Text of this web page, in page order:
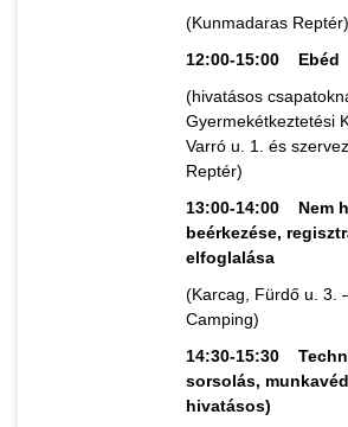
(Kunmadaras Reptér)
12:00-15:00 Ebéd
(hivatásos
Gyermekétkeztetési
Varró u. 1. és
Reptér)
13:00-14:00 Nem
beérkezése,
elfoglalása
(Karcag, Fürdő u. 3.
Camping)
14:30-15:30
sorsolás,
hivatásos)